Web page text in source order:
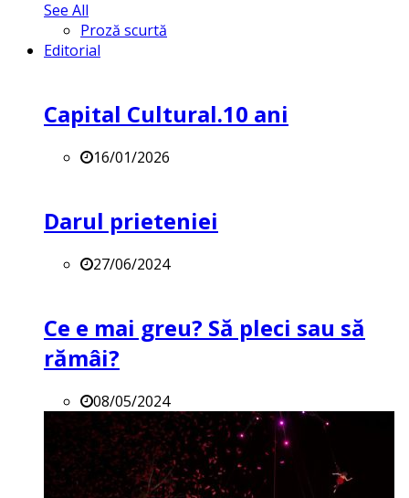
See All
Proză scurtă
Editorial
Capital Cultural.10 ani
16/01/2026
Darul prieteniei
27/06/2024
Ce e mai greu? Să pleci sau să
rămâi?
08/05/2024